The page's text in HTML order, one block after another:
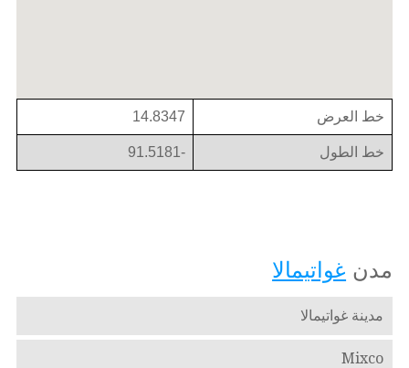
خط العرض 14.8347
خط الطول -91.5181
مدن غواتيمالا
مدينة غواتيمالا
Mixco